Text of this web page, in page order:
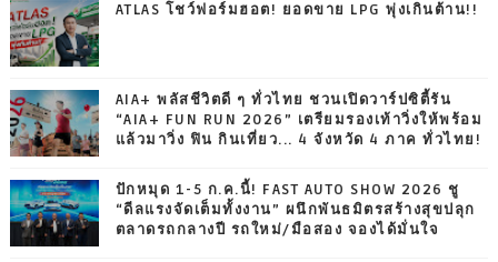
ATLAS โชว์ฟอร์มฮอต! ยอดขาย LPG พุ่งเกินต้าน!!
AIA+ พลัสชีวิตดี ๆ ทั่วไทย ชวนเปิดวาร์ปซิตี้รัน
“AIA+ FUN RUN 2026” เตรียมรองเท้าวิ่งให้พร้อม
แล้วมาวิ่ง ฟิน กินเที่ยว... 4 จังหวัด 4 ภาค ทั่วไทย!
ปักหมุด 1-5 ก.ค.นี้! FAST AUTO SHOW 2026 ชู
“ดีลแรงจัดเต็มทั้งงาน” ผนึกพันธมิตรสร้างสุขปลุก
ตลาดรถกลางปี รถใหม่/มือสอง จองได้มั่นใจ